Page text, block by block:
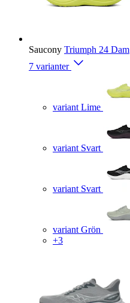
Saucony Triumph 24 Dam
7 varianter
variant Lime
variant Svart
variant Svart
variant Grön
+3